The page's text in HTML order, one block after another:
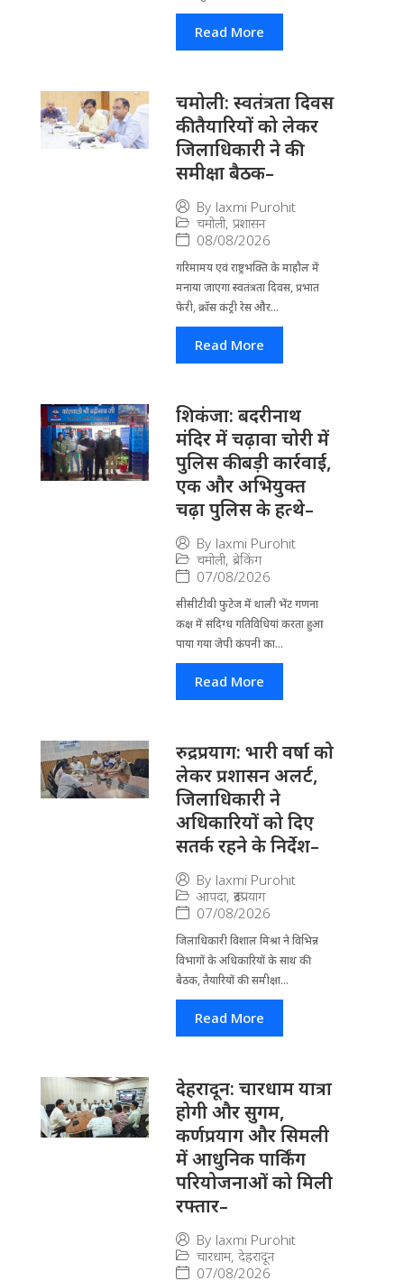
Read More
चमोली: स्वतंत्रता दिवस
की तैयारियों को लेकर
जिलाधिकारी ने की
समीक्षा बैठक–
By laxmi Purohit
चमोली, प्रशासन
08/08/2026
गरिमामय एवं राष्ट्रभक्ति के माहौल में
मनाया जाएगा स्वतंत्रता दिवस, प्रभात
फेरी, क्रॉस कंट्री रेस और...
Read More
​शिकंजा: बदरीनाथ
मंदिर में चढ़ावा चोरी में
पुलिस की बड़ी कार्रवाई,
एक और अभियुक्त
चढ़ा पुलिस के हत्थे–
By laxmi Purohit
चमोली, ब्रेकिंग
07/08/2026
सीसीटीवी फुटेज में थाली भेंट गणना
कक्ष में संदिग्ध गतिविधियां करता हुआ
पाया गया जेपी कंपनी का...
Read More
रुद्रप्रयाग: भारी वर्षा को
लेकर प्रशासन अलर्ट,
जिलाधिकारी ने
अधिकारियों को दिए
सतर्क रहने के निर्देश–
By laxmi Purohit
आपदा, रूद्रप्रयाग
07/08/2026
जिला​धिकारी विशाल मिश्रा ने वि​भिन्न
विभागों के अ​धिकारियों के साथ की
बैठक, तैयारियों की समीक्षा...
Read More
देहरादून: चारधाम यात्रा
होगी और सुगम,
कर्णप्रयाग और सिमली
में आधुनिक पार्किंग
परियोजनाओं को मिली
रफ्तार–
By laxmi Purohit
चारधाम, देहरादून
07/08/2026